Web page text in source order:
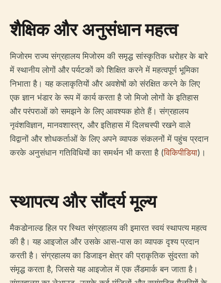
शैक्षिक और अनुसंधान महत्व
मिजोरम राज्य संग्रहालय मिजोरम की समृद्ध सांस्कृतिक धरोहर के बारे
में स्थानीय लोगों और पर्यटकों को शिक्षित करने में महत्वपूर्ण भूमिका
निभाता है। यह कलाकृतियों और अवशेषों को संरक्षित करने के लिए
एक ज्ञान भंडार के रूप में कार्य करता है जो मिजो लोगों के इतिहास
और परंपराओं को समझने के लिए आवश्यक होते हैं। संग्रहालय
नृवंशविज्ञान, मानवशास्त्र, और इतिहास में दिलचस्पी रखने वाले
विद्वानों और शोधकर्ताओं के लिए अपने व्यापक संकलनों में पहुंच प्रदान
करके अनुसंधान गतिविधियों का समर्थन भी करता है (विकिपीडिया)।
स्थापत्य और सौंदर्य मूल्य
मैकडोनाल्ड हिल पर स्थित संग्रहालय की इमारत स्वयं स्थापत्य महत्व
की है। यह आइजोल और उसके आस-पास का व्यापक दृश्य प्रदान
करती है। संग्रहालय का डिजाइन क्षेत्र की प्राकृतिक सुंदरता को
संमृद्ध करता है, जिससे यह आइजोल में एक लैंडमार्क बन जाता है।